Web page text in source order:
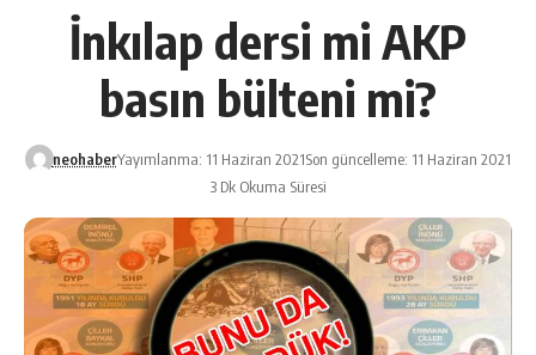
İnkılap dersi mi AKP
basın bülteni mi?
neohaberYayımlanma: 11 Haziran 2021Son güncelleme: 11 Haziran 2021
3 Dk Okuma Süresi